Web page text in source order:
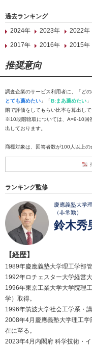
過去ランキング
2024年
2023年 2022年
2017年
2016年 2015年
推奨意向
調査企業のサービス利用者に、「ど
とても薦めたい 」「B:まあ薦めたい
階で評価をしてもらい比率を算出して
※10段階聴取については、A=9-10回
出しております。
商標対象は、回答者数が100人以上の
ランキング監修
慶應義塾大学
（非常勤）
鈴木秀
【経歴】
1989年慶應義塾大学理工学部
1992年ロチェスター大学経営
1996年東京工業大学大学院理
学）取得。
1996年筑波大学社会工学系・
2008年4月慶應義塾大学理工
在に至る。
2023年4月内閣府 科学技術・